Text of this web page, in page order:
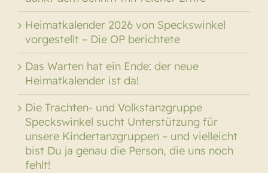
Heimatkalender 2026 von Speckswinkel
vorgestellt – Die OP berichtete
Das Warten hat ein Ende: der neue
Heimatkalender ist da!
Die Trachten- und Volkstanzgruppe
Speckswinkel sucht Unterstützung für
unsere Kindertanzgruppen – und vielleicht
bist Du ja genau die Person, die uns noch
fehlt!